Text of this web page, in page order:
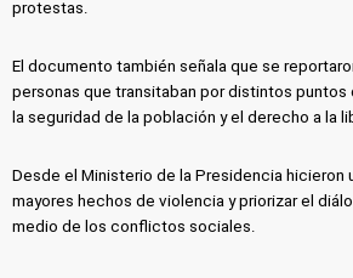
protestas.
El documento también señala que se
personas que transitaban por distintos
la seguridad de la población y el derecho a la
Desde el Ministerio de la Presidencia hicieron
mayores hechos de violencia y priorizar el
medio de los conflictos sociales.